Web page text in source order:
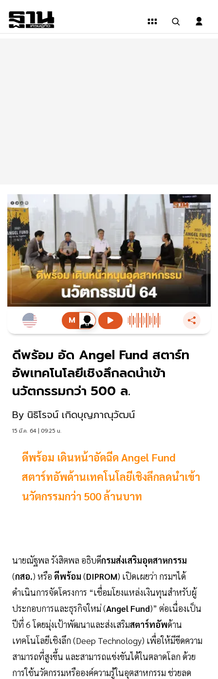
ดีพร้อม อัด Angel Fund สตาร์ท
อัพเทคโนโลยีเชิงลึกลดนำเข้า
นวัตกรรมกว่า 500 ล.
By นิธิโรจน์ เกิดบุญภาณุวัฒน์
15 มี.ค. 64 | 09:25 น.
ดีพร้อม เดินหน้าอัดฉีด Angel Fund
สตาร์ทอัพด้านเทคโนโลยีเชิงลึกลดนำเข้า
นวัตกรรมกว่า 500 ล้านบาท
นายณัฐพล รังสิตพล อธิบดีกรมส่งเสริมอุตสาหกรรม
(กสอ.) หรือ ดีพร้อม (DIPROM) เปิดเผยว่า กรมฯได้
ดำเนินการจัดโครงการ “เชื่อมโยงแหล่งเงินทุนสำหรับผู้
ประกอบการและธุรกิจใหม่ (Angel Fund)” ต่อเนื่องเป็น
ปีที่ 6 โดยมุ่งเป้าพัฒนาและส่งเสริมสตาร์ทอัพด้าน
เทคโนโลยีเชิงลึก (Deep Technology) เพื่อให้มีขีดความ
สามารถที่สูงขึ้น และสามารถแข่งขันได้ในตลาดโลก ด้วย
การใช้นวัตกรรมหรือองค์ความรู้ในอุตสาหกรรม ช่วยลด